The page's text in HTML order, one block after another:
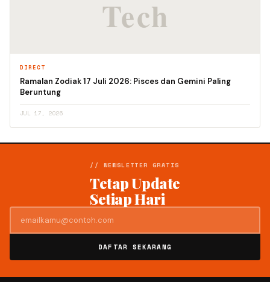
DIRECT
Ramalan Zodiak 17 Juli 2026: Pisces dan Gemini Paling
Beruntung
JUL 17, 2026
// NEWSLETTER GRATIS
Tetap Update
Setiap Hari
DAFTAR SEKARANG